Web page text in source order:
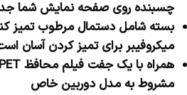
چسبنده روی صفحه نمایش شما
بسته شامل دستمال مرطوب تمیز
میکروفیبر برای تمیز کردن آسان
مشروط به مدل دوربین خاص